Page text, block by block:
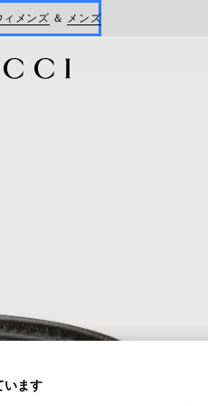
ィメンズ ＆ メンズ
います